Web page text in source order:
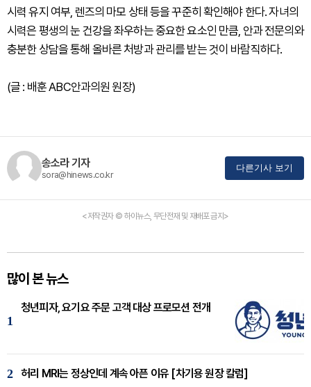
시력 유지 여부, 렌즈의 마모 상태 등을 꾸준히 확인해야 한다. 자녀의
시력은 평생의 눈 건강을 좌우하는 중요한 요소인 만큼, 안과 전문의와
충분한 상담을 통해 올바른 처방과 관리를 받는 것이 바람직하다.
(글 : 배훈 ABC안과의원 원장)
송소라 기자
sora@hinews.co.kr
다른기사 보기
<저작권자 © 하이뉴스, 무단전재 및 재배포 금지>
많이 본 뉴스
1
청년피자, 요기요 주문 고객 대상 프로모션 전개
2 허리 MRI는 정상인데 계속 아픈 이유 [차기용 원장 칼럼]